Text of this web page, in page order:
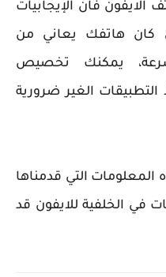
الايفون فان الإيجابيات
كان هاتفك يعاني من
يمكنك تخصيص
الغير ضرورية
المعلومات التي قدمناها
في الخلفية للايفون قد